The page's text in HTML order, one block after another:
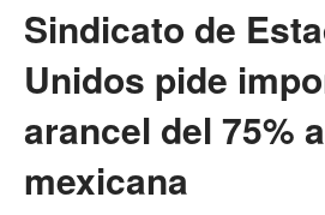
Sindicato de
Unidos pide
arancel del 75%
mexicana